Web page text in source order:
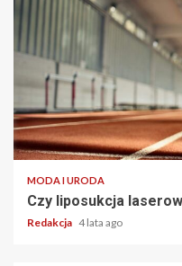
2 min read
MODA I URODA
Czy liposukcja
Redakcja 4 lata ago